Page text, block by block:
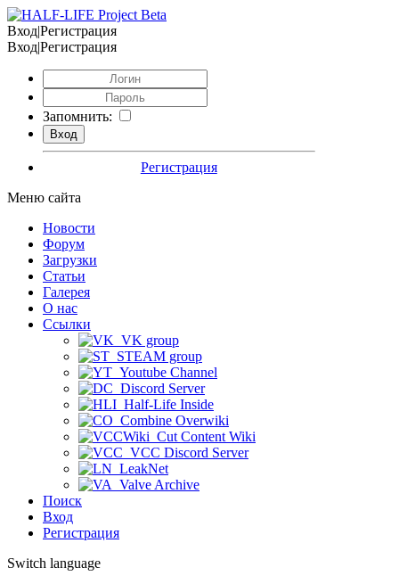
Вход|Регистрация
Вход|Регистрация
Запомнить:
Регистрация
Меню сайта
Новости
Форум
Загрузки
Статьи
Галерея
О нас
Ссылки
VK group
STEAM group
Youtube Channel
Discord Server
Half-Life Inside
Combine Overwiki
Cut Content Wiki
VCC Discord Server
LeakNet
Valve Archive
Поиск
Вход
Регистрация
Switch language